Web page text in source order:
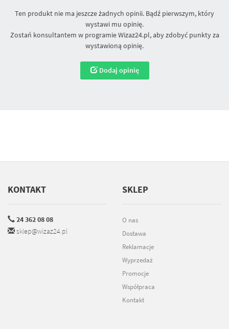
Ten produkt nie ma jeszcze żadnych opinii. Bądź pierwszym, który
wystawi mu opinię.
Zostań konsultantem w programie Wizaz24.pl, aby zdobyć punkty za
wystawioną opinię.
Dodaj opinię
KONTAKT
24 362 08 08
sklep@wizaz24.pl
SKLEP
O nas
Dostawa
Reklamacje
Wyprzedaż
Promocje
Współpraca
Kontakt